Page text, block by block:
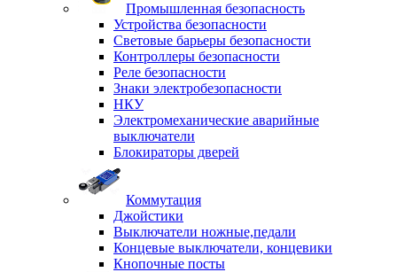
Промышленная безопасность
Устройства безопасности
Световые барьеры безопасности
Контроллеры безопасности
Реле безопасности
Знаки электробезопасности
НКУ
Электромеханические аварийные
выключатели
Блокираторы дверей
Коммутация
Джойстики
Выключатели ножные,педали
Концевые выключатели, концевики
Кнопочные посты